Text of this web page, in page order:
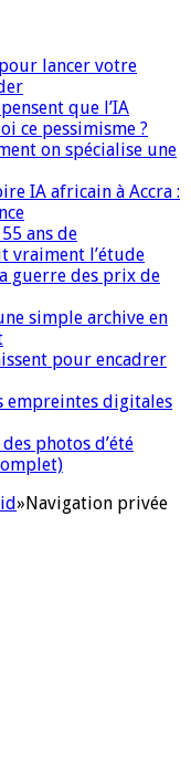
lancer votre
que l’IA
ce pessimisme ?
on spécialise une
IA africain à Accra :
ans de
vraiment l’étude
guerre des prix de
simple archive en
pour encadrer
empreintes digitales
photos d’été
»Navigation privée